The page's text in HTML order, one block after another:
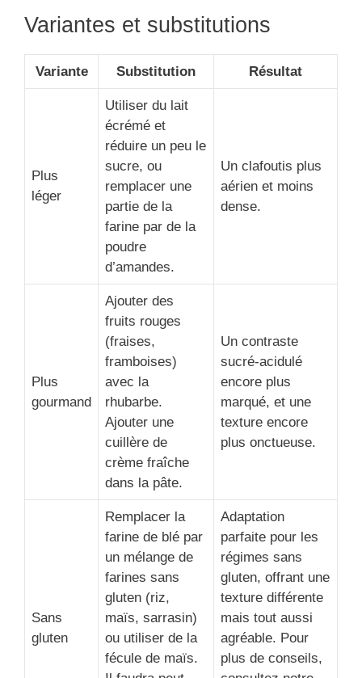
Variantes et substitutions
Variante Substitution Résultat
Plus
léger
Utiliser du lait
écrémé et
réduire un peu le
sucre, ou
remplacer une
partie de la
farine par de la
poudre
d’amandes.
Un clafoutis plus
aérien et moins
dense.
Plus
gourmand
Ajouter des
fruits rouges
(fraises,
framboises)
avec la
rhubarbe.
Ajouter une
cuillère de
crème fraîche
dans la pâte.
Un contraste
sucré-acidulé
encore plus
marqué, et une
texture encore
plus onctueuse.
Sans
gluten
Remplacer la
farine de blé par
un mélange de
farines sans
gluten (riz,
maïs, sarrasin)
ou utiliser de la
fécule de maïs.
Adaptation
parfaite pour les
régimes sans
gluten, offrant une
texture différente
mais tout aussi
agréable. Pour
plus de conseils,